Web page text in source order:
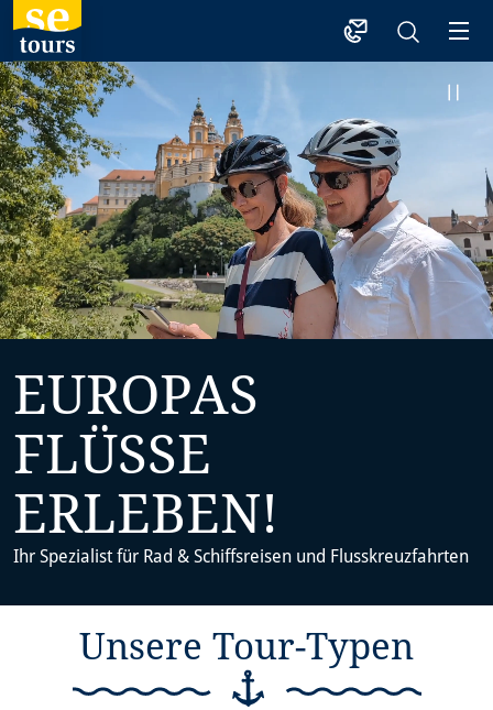
1
EUROPAS
FLÜSSE
ERLEBEN!
Ihr Spezialist für Rad & Schiffsreisen und Flusskreuzfahrten
Unsere Tour-Typen